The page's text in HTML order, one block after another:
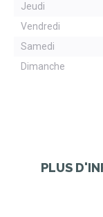
Jeudi
Vendredi
Samedi
Dimanche
PLUS